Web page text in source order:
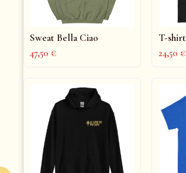
Sweat Bella Ciao
47,50€
T-
24,50€